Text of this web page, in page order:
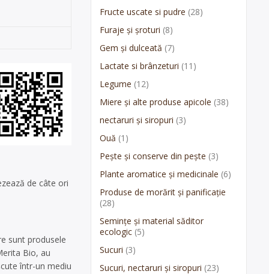
de câte ori
sunt produsele
Bio, au
într-un mediu
Fructe uscate si pudre (28)
Furaje și șroturi (8)
Gem și dulceată (7)
Lactate si brânzeturi (11)
Legume (12)
Miere și alte produse apicole (38)
nectaruri și siropuri (3)
Ouă (1)
Pește și conserve din pește (3)
Plante aromatice și medicinale (6)
Produse de morărit și panificație
(28)
Semințe și material săditor
ecologic (5)
Sucuri (3)
Sucuri, nectaruri și siropuri (23)